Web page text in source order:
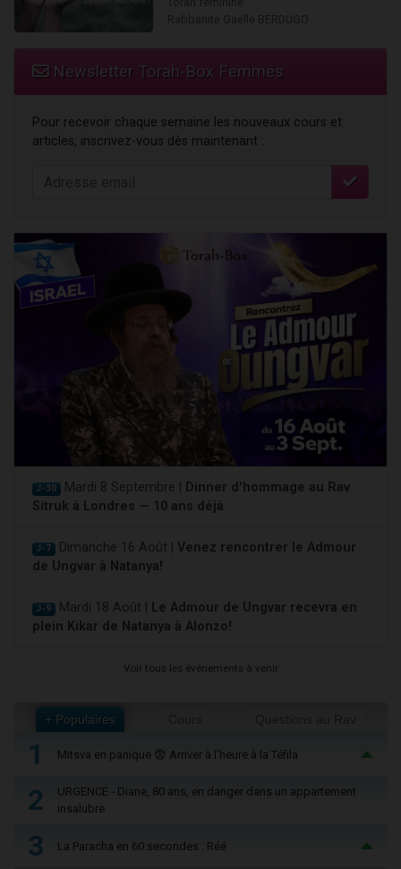
Newsletter Torah-Box Femmes
Pour recevoir chaque semaine les nouveaux cours et
articles, inscrivez-vous dès maintenant :
J-30 Mardi 8 Septembre | Dinner d'hommage au Rav
Sitruk à Londres — 10 ans déjà
J-7 Dimanche 16 Août | Venez rencontrer le Admour
de Ungvar à Natanya!
J-9 Mardi 18 Août | Le Admour de Ungvar recevra en
plein Kikar de Natanya à Alonzo!
Voir tous les événements à venir
+ Populaires
1 Mitsva en panique 😨 Arriver à l'heure à la Téfila
2
URGENCE - Diane, 80 ans, en danger dans un appartement
insalubre
3 La Paracha en 60 secondes : Réé